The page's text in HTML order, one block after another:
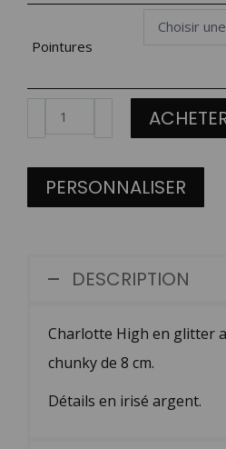
Pointures
quantité
Charlotte
high
argent
PERSONNALISER
DESCRIPTION
Charlotte High en glitter
chunky de 8 cm.
Détails en irisé argent.